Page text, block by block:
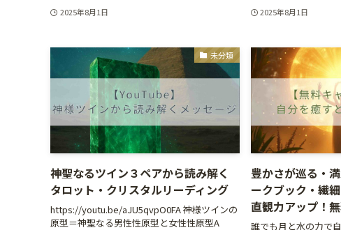
2025年8月1日 2025年8月1日
未分類
神聖なるツイン３ペアから読み解く
タロット・クリスタルリーディング
https://youtu.be/aJU5qvpO0FA 神様ツインの
原型＝神聖なる男性性原型と女性性原型A
豊かさが巡る・
ークブック・繊
直観力アップ！
誰でも月と水の力で